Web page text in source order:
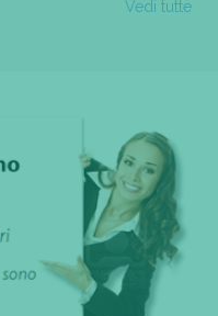
Vedi tutte